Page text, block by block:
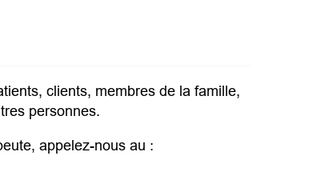
clients, membres de la famille,
personnes.
appelez-nous au :